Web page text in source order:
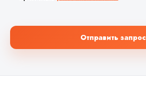
Отправить запрос